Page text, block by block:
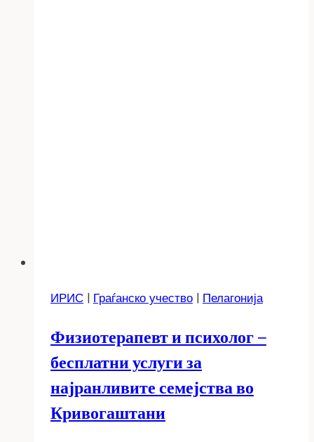
ИРИС | Граѓанско учество | Пелагонија
Физиотерапевт и психолог –
бесплатни услуги за
најранливите семејства во
Кривогаштани